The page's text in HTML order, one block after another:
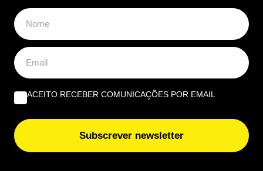
ECONOMIA,EUROPA
ACEITO RECEBER COMUNICAÇÕES POR EMAIL
Subscrever newsletter